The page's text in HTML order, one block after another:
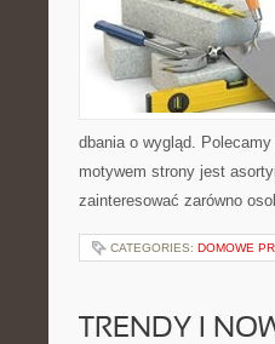
dbania o wygląd.
motywem strony jest
zainteresować zarówno
CATEGORIES: DOMOWE
TRENDY I